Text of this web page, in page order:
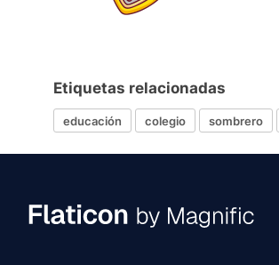
Etiquetas relacionadas
educación colegio sombrero